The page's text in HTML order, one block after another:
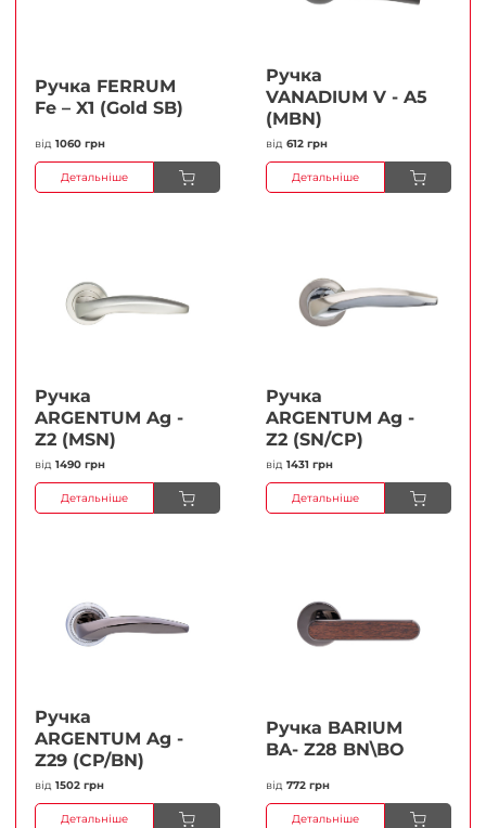
Ручка FERRUМ
Fe – X1 (Gold SB)
від 1060 грн
Детальніше
Ручка
VANADIUM V - A5
(MBN)
від 612 грн
Детальніше
Ручка
ARGENTUM Ag -
Z2 (MSN)
від 1490 грн
Детальніше
Ручка
ARGENTUM Ag -
Z2 (SN/CP)
від 1431 грн
Детальніше
Ручка
ARGENTUM Ag -
Z29 (CP/BN)
від 1502 грн
Детальніше
Ручка BARIUM
BA- Z28 BN\BO
від 772 грн
Детальніше